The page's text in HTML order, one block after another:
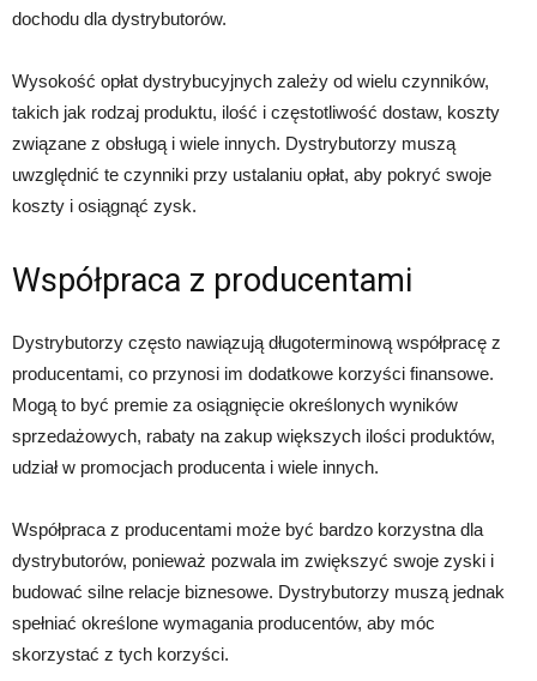
dochodu dla dystrybutorów.
Wysokość opłat dystrybucyjnych zależy od wielu czynników,
takich jak rodzaj produktu, ilość i częstotliwość dostaw, koszty
związane z obsługą i wiele innych. Dystrybutorzy muszą
uwzględnić te czynniki przy ustalaniu opłat, aby pokryć swoje
koszty i osiągnąć zysk.
Współpraca z producentami
Dystrybutorzy często nawiązują długoterminową współpracę z
producentami, co przynosi im dodatkowe korzyści finansowe.
Mogą to być premie za osiągnięcie określonych wyników
sprzedażowych, rabaty na zakup większych ilości produktów,
udział w promocjach producenta i wiele innych.
Współpraca z producentami może być bardzo korzystna dla
dystrybutorów, ponieważ pozwala im zwiększyć swoje zyski i
budować silne relacje biznesowe. Dystrybutorzy muszą jednak
spełniać określone wymagania producentów, aby móc
skorzystać z tych korzyści.